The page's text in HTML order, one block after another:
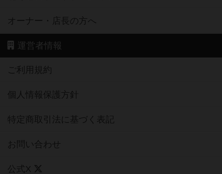
オーナー・店長の方へ
運営者情報
ご利用規約
個人情報保護方針
特定商取引法に基づく表記
お問い合わせ
公式X